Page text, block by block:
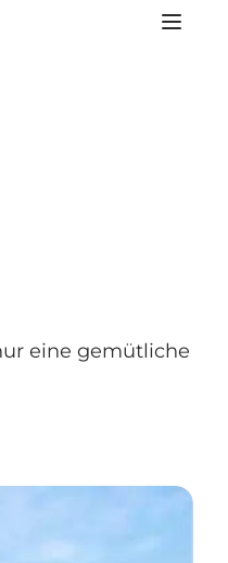
eine gemütliche